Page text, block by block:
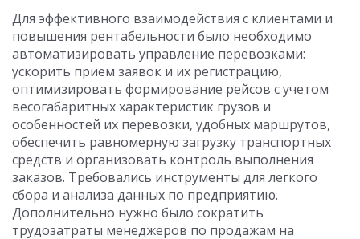
Для эффективного взаимодействия с клиентами и
повышения рентабельности было необходимо
автоматизировать управление перевозками:
ускорить прием заявок и их регистрацию,
оптимизировать формирование рейсов с учетом
весогабаритных характеристик грузов и
особенностей их перевозки, удобных маршрутов,
обеспечить равномерную загрузку транспортных
средств и организовать контроль выполнения
заказов. Требовались инструменты для легкого
сбора и анализа данных по предприятию.
Дополнительно нужно было сократить
трудозатраты менеджеров по продажам на